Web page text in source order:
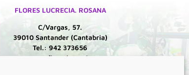
FLORES LUCRECIA. ROSANA
C/Vargas, 57.
39010 Santander (Cantabria)
Tel.: 942 373656
rosana@floreslucrecia.es